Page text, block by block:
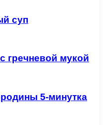
суп
гречневой мукой
5-минутка